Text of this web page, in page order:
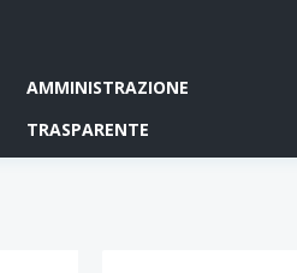
AMMINISTRAZIONE
TRASPARENTE